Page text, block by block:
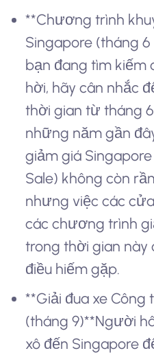
**Chương trình
Singapore (tháng
bạn đang tìm kiếm
hời, hãy cân nhắc
thời gian từ tháng
những năm gần
giảm giá
Sale) không còn
nhưng việc các
các chương trình
trong thời gian này
điều hiếm gặp.
**Giải đua xe Công
(tháng 9)**Người
xô đến Singapore